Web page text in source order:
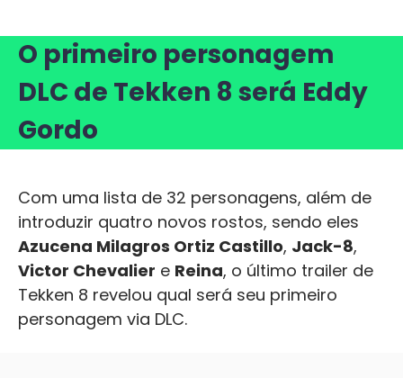
O primeiro personagem
DLC de Tekken 8 será Eddy
Gordo
Com uma lista de 32 personagens, além de
introduzir quatro novos rostos, sendo eles
Azucena Milagros Ortiz Castillo, Jack-8,
Victor Chevalier e Reina, o último trailer de
Tekken 8 revelou qual será seu primeiro
personagem via DLC.